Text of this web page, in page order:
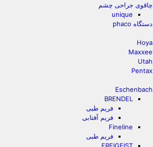
چاقوی جراحی چشم
unique
دستگاه phaco
Hoya
Maxxee
Utah
Pentax
Eschenbach
BRENDEL
فریم طبی
فریم آفتابی
Fineline
فریم طبی